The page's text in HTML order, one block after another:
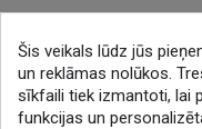
Šis veikals lūdz jūs
un reklāmas nolūkos.
sīkfaili tiek izmantoti, lai
funkcijas un